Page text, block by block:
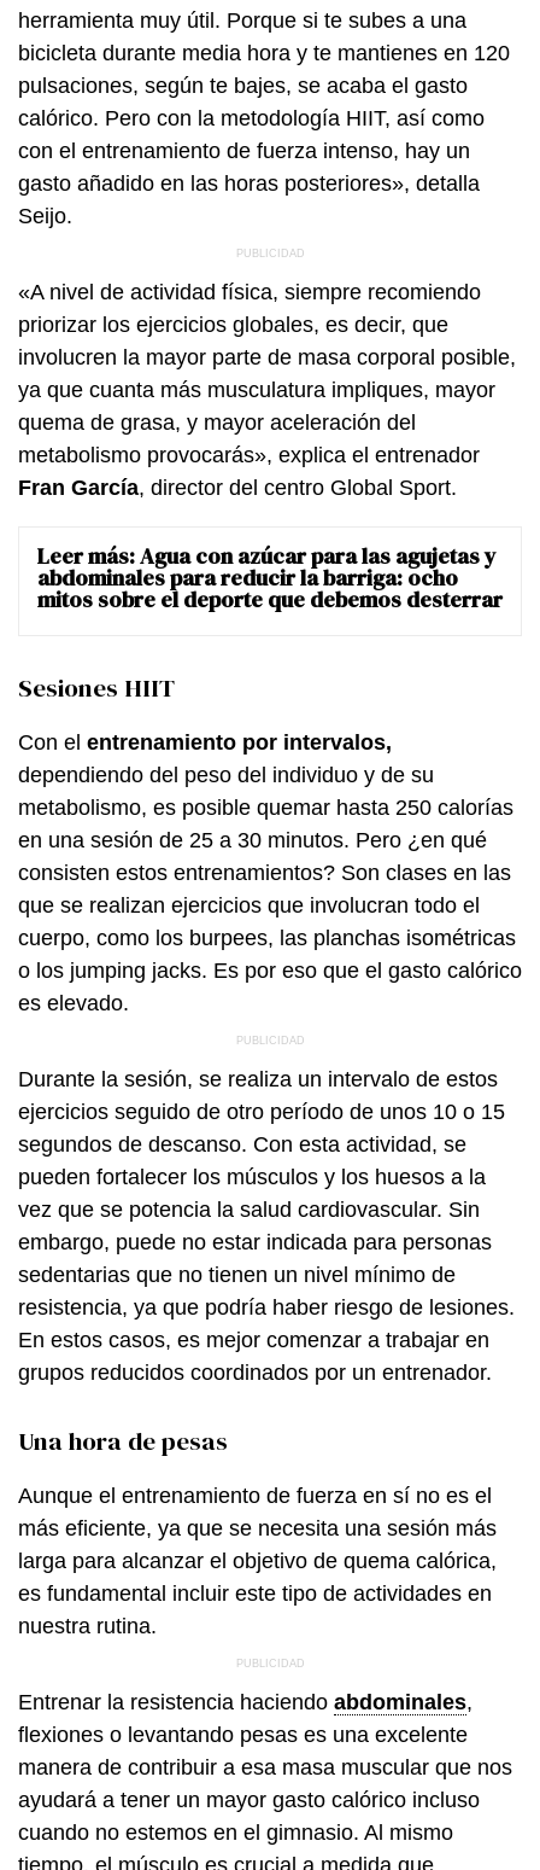
herramienta muy útil. Porque si te subes a una
bicicleta durante media hora y te mantienes en 120
pulsaciones, según te bajes, se acaba el gasto
calórico. Pero con la metodología HIIT, así como
con el entrenamiento de fuerza intenso, hay un
gasto añadido en las horas posteriores», detalla
Seijo.
«A nivel de actividad física, siempre recomiendo
priorizar los ejercicios globales, es decir, que
involucren la mayor parte de masa corporal posible,
ya que cuanta más musculatura impliques, mayor
quema de grasa, y mayor aceleración del
metabolismo provocarás», explica el entrenador
Fran García, director del centro Global Sport.
Leer más:Agua con azúcar para las agujetas y
abdominales para reducir la barriga: ocho
mitos sobre el deporte que debemos desterrar
Sesiones HIIT
Con el entrenamiento por intervalos,
dependiendo del peso del individuo y de su
metabolismo, es posible quemar hasta 250 calorías
en una sesión de 25 a 30 minutos. Pero ¿en qué
consisten estos entrenamientos? Son clases en las
que se realizan ejercicios que involucran todo el
cuerpo, como los burpees, las planchas isométricas
o los jumping jacks. Es por eso que el gasto calórico
es elevado.
Durante la sesión, se realiza un intervalo de estos
ejercicios seguido de otro período de unos 10 o 15
segundos de descanso. Con esta actividad, se
pueden fortalecer los músculos y los huesos a la
vez que se potencia la salud cardiovascular. Sin
embargo, puede no estar indicada para personas
sedentarias que no tienen un nivel mínimo de
resistencia, ya que podría haber riesgo de lesiones.
En estos casos, es mejor comenzar a trabajar en
grupos reducidos coordinados por un entrenador.
Una hora de pesas
Aunque el entrenamiento de fuerza en sí no es el
más eficiente, ya que se necesita una sesión más
larga para alcanzar el objetivo de quema calórica,
es fundamental incluir este tipo de actividades en
nuestra rutina.
Entrenar la resistencia haciendo abdominales,
flexiones o levantando pesas es una excelente
manera de contribuir a esa masa muscular que nos
ayudará a tener un mayor gasto calórico incluso
cuando no estemos en el gimnasio. Al mismo
tiempo, el músculo es crucial a medida que